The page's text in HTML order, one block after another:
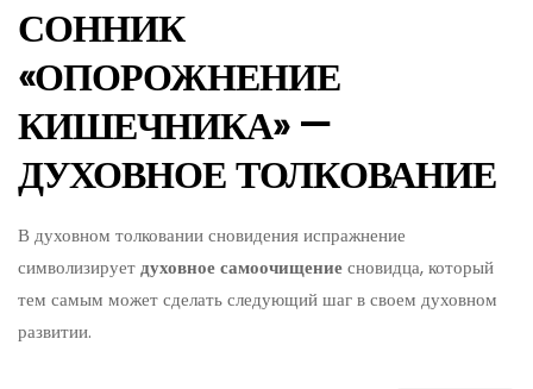
СОННИК
«ОПОРОЖНЕНИЕ
КИШЕЧНИКА» —
ДУХОВНОЕ ТОЛКОВАНИЕ
В духовном толковании сновидения испражнение
символизируетдуховноесамоочищениесновидца, который
тем самым может сделать следующий шаг в своем духовном
развитии.